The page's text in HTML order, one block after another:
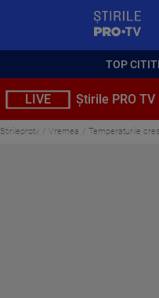
TOP
LIVE Știrile PRO TV
Stirileprotv Vremea Temperaturile